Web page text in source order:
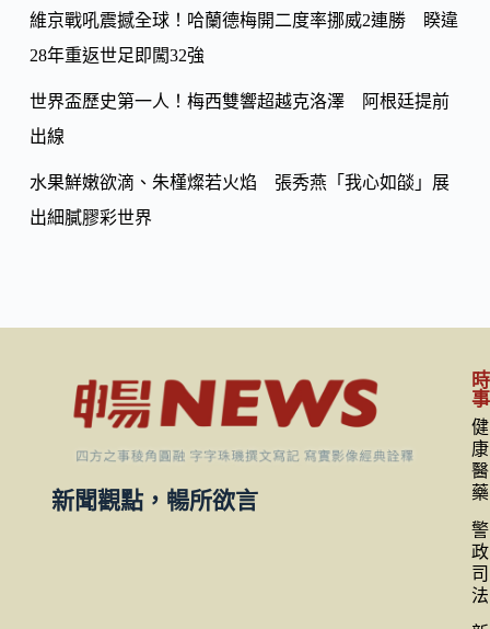
維京戰吼震撼全球！哈蘭德梅開二度率挪威2連勝 睽違
28年重返世足即闖32強
世界盃歷史第一人！梅西雙響超越克洛澤 阿根廷提前
出線
水果鮮嫩欲滴、朱槿燦若火焰 張秀燕「我心如燄」展
出細膩膠彩世界
新聞觀點，暢所欲言
時
事
健
康
醫
藥
警
政
司
法